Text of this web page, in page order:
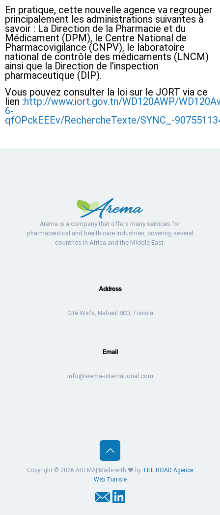
En pratique, cette nouvelle agence va regrouper
principalement les administrations suivantes à
savoir : La Direction de la Pharmacie et du
Médicament (DPM), le Centre National de
Pharmacovigilance (CNPV), le laboratoire
national de contrôle des médicaments (LNCM)
ainsi que la Direction de l’inspection
pharmaceutique (DIP).
Vous pouvez consulter la loi sur le JORT via ce
lien :http://www.iort.gov.tn/WD120AWP/
6-
qfOPckEEEv/RechercheTexte/SYNC_-
Arema is a company that offers many services for
pharmaceutical and health care industries, covering several
countries in Africa and the Middle East.
Address
Cité Wafa, Nabeul 800, Tunisia
Email
info@arema-international.com
Copyright © 2026 AREMA| Made with ❤️ by THE ROAD Agence
Web Tunisie